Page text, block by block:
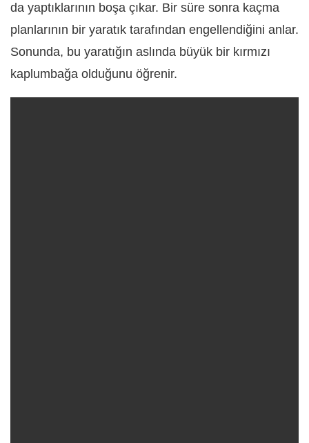
da yaptıklarının boşa çıkar. Bir süre sonra kaçma
planlarının bir yaratık tarafından engellendiğini anlar.
Sonunda, bu yaratığın aslında büyük bir kırmızı
kaplumbağa olduğunu öğrenir.